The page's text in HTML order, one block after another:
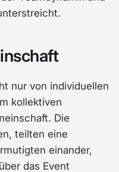
nur von individuellen
kollektiven
Die
teilten eine
einander,
das Event